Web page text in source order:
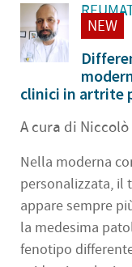
NEW
clinici in artrite
A cura di
Nella moderna
personalizzata, il
appare sempre
la medesima
fenotipo